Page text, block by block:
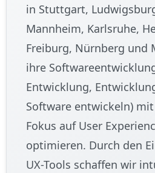
in Stuttgart,
Mannheim, Karlsruhe,
Freiburg, Nürnberg und
ihre
Entwicklung,
Software entwickeln)
Fokus auf User
optimieren. Durch den
UX-Tools schaffen wir